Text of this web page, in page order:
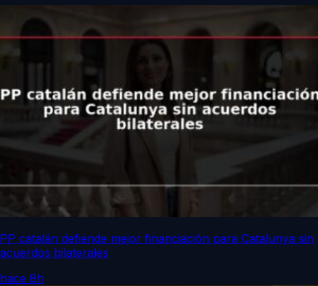
PP catalán defiende mejor financiación para Catalunya sin
acuerdos bilaterales
hace 8h